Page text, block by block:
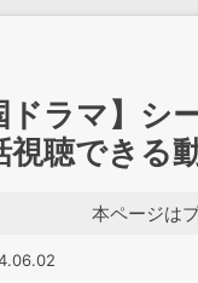
ドラマ】シ
視聴できる
本ページは